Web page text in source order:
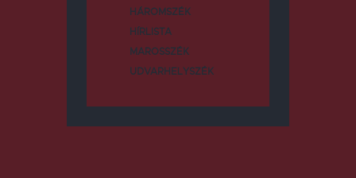
HÁROMSZÉK
HÍRLISTA
MAROSSZÉK
UDVARHELYSZÉK